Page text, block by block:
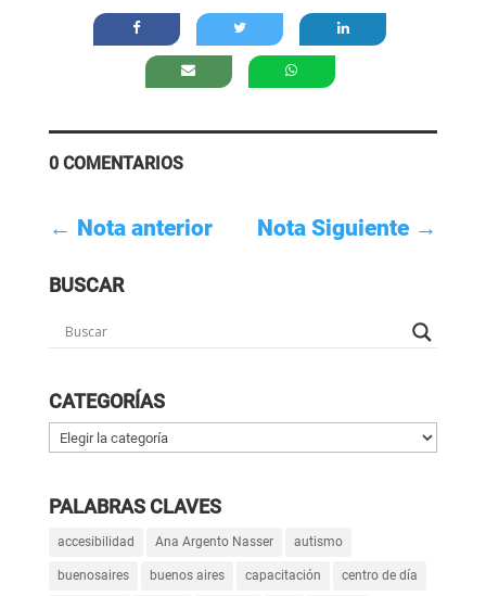
0 COMENTARIOS
← Nota anterior Nota Siguiente →
BUSCAR
CATEGORÍAS
Categorías
PALABRAS CLAVES
accesibilidad Ana Argento Nasser autismo
buenosaires buenos aires capacitación centro de día